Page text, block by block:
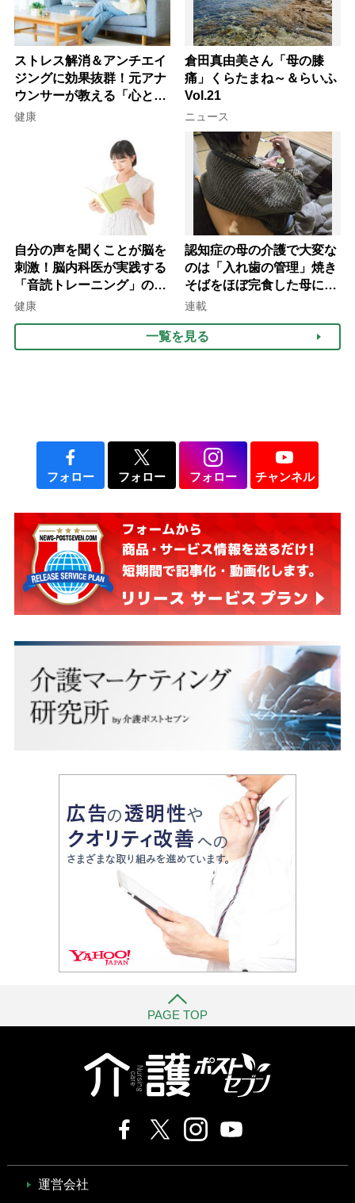
ストレス解消＆アンチエイ
ジングに効果抜群！元アナ
ウンサーが教える「心と体
を元気にする音読の習慣」
健康
倉田真由美さん「母の膝
痛」くらたまね～＆らいふ
Vol.21
ニュース
自分の声を聞くことが脳を
刺激！脳内科医が実践する
「音読トレーニング」の極
意
健康
認知症の母の介護で大変な
のは「入れ歯の管理」焼き
そばをほぼ完食した母に息
子が血の気が引いた理由
連載
一覧を見る
フォロー フォロー フォロー チャンネル
PAGE TOP
運営会社